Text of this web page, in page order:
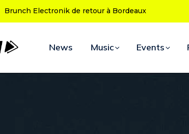
L’Amnesia Ibiza fête ses 50 ans : le programme des
News Music Events